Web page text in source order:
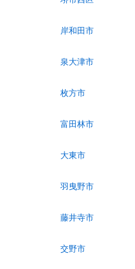
岸和田市
泉大津市
枚方市
富田林市
大東市
羽曳野市
藤井寺市
交野市